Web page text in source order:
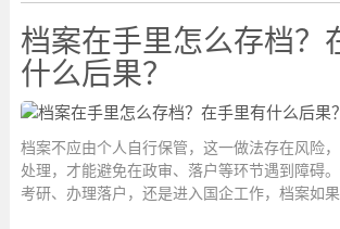
档案在手里怎么存档？
什么后果？
档案不应由个人自行保管，这一做法存在风险
处理，才能避免在政审、落户等环节遇到障碍。
考研、办理落户，还是进入国企工作，档案如